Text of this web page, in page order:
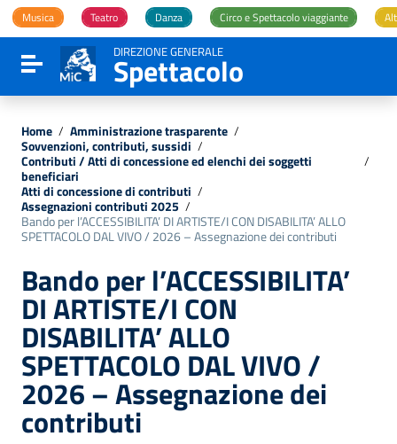
Vai ai contenuti
Vai al menu di navigazione
Vai al footer
Musica Teatro Danza Circo e Spettacolo viaggiante
Attiva / disattiva la navigazione
DIREZIONE GENERALE
Spettacolo
Home / Amministrazione trasparente /
Sovvenzioni, contributi, sussidi /
Contributi / Atti di concessione ed elenchi dei soggetti
beneficiari
/
Atti di concessione di contributi /
Assegnazioni contributi 2025 /
Bando per l’ACCESSIBILITA’ DI ARTISTE/I CON DISABILITA’ ALLO
SPETTACOLO DAL VIVO / 2026 – Assegnazione dei contributi
Bando per l’ACCESSIBILITA’
DI ARTISTE/I CON
DISABILITA’ ALLO
SPETTACOLO DAL VIVO /
2026 – Assegnazione dei
contributi